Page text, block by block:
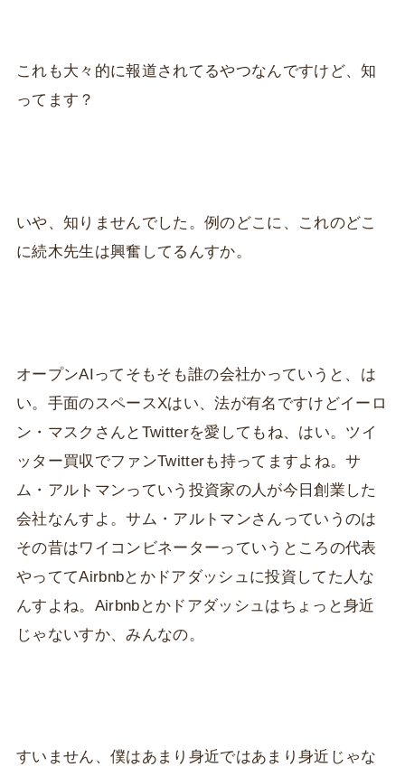
これも大々的に報道されてるやつなんですけど、知
ってます？
いや、知りませんでした。例のどこに、これのどこ
に続木先生は興奮してるんすか。
オープンAIってそもそも誰の会社かっていうと、は
い。手面のスペースXはい、法が有名ですけどイーロ
ン・マスクさんとTwitterを愛してもね、はい。ツイ
ッター買収でファンTwitterも持ってますよね。サ
ム・アルトマンっていう投資家の人が今日創業した
会社なんすよ。サム・アルトマンさんっていうのは
その昔はワイコンビネーターっていうところの代表
やっててAirbnbとかドアダッシュに投資してた人な
んすよね。Airbnbとかドアダッシュはちょっと身近
じゃないすか、みんなの。
すいません、僕はあまり身近ではあまり身近じゃな